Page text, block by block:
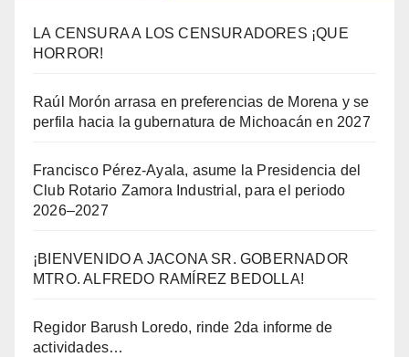
LA CENSURA A LOS CENSURADORES ¡QUE
HORROR!
Raúl Morón arrasa en preferencias de Morena y se
perfila hacia la gubernatura de Michoacán en 2027
Francisco Pérez-Ayala, asume la Presidencia del
Club Rotario Zamora Industrial, para el periodo
2026–2027
¡BIENVENIDO A JACONA SR. GOBERNADOR
MTRO. ALFREDO RAMÍREZ BEDOLLA!
Regidor Barush Loredo, rinde 2da informe de
actividades…